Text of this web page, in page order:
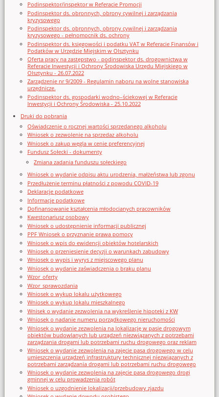
Podinspektor/inspektor w Referacie Promocji
Podinspektor ds. obronnych, obrony cywilnej i zarządzania
kryzysowego
Podinspektor ds. obronnych, obrony cywilnej i zarządzania
kryzysowego - pełnomocnik ds. ochrony
Podinspektor ds. księgowości i podatku VAT w Referacie Finansów i
Podatków w Urzędzie Miejskim w Olsztynku
Oferta pracy na zastępstwo - podinspektor ds. drogownictwa w
Referacie Inwestycji i Ochrony Środowiska Urzędu Miejskiego w
Olsztynku - 26.07.2022
Zarządzenie nr 9/2009 - Regulamin naboru na wolne stanowiska
urzędnicze.
Podinspektor ds. gospodarki wodno–ściekowej w Referacie
Inwestycji i Ochrony Środowiska - 25.10.2022
Druki do pobrania
Oświadczenie o rocznej wartości sprzedanego alkoholu
Wniosek o zezwolenie na sprzedaz alkoholu
Wniosek o zakup węgla w cenie preferencyjnej
Fundusz Sołecki - dokumenty
Zmiana zadania funduszu sołeckiego
Wniosek o wydanie odpisu aktu urodzenia, małżeństwa lub zgonu
Przedłużenie terminu płatności z powodu COVID-19
Deklaracje podatkowe
Informacje podatkowe
Dofinansowanie kształcenia młodocianych pracowników
Kwestonariusz osobowy
Wniosek o udostępnienie informacji publicznej
PPF Wniosek o przyznanie prawa pomocy
Wniosek o wpis do ewidencji obiektów hotelarskich
Wniosek o przeniesienie decyzji o warunkach zabudowy
Wniosek o wypis i wyrys z miejscowego planu
Wniosek o wydanie zaświadczenia o braku planu
Wzor_oferty
Wzor_sprawozdania
Wniosek o wykup lokalu użytkowego
Wniosek o wykup lokalu mieszkalnego
Wnisek o wydanie zezwolenia na wykreślenie hipoteki z KW
Wniosek o nadanie numeru porządkowego nieruchomości
Wniosek o wydanie zezwolenia na lokalizację w pasie drogowym
obiektów budowlanych lub urządzeń niezwiązanych z potrzebami
zarządzania drogami lub potrzebami ruchu drogowego oraz reklam
Wniosek o wydanie zezwolenia na zajęcie pasa drogowego w celu
umieszczenia urządzeń infrastruktury technicznej niezwiązanych z
potrzebami zarządzania drogami lub potrzebami ruchu drogowego
Wniosek o wydanie zezwolenia na zajęcie pasa drogowego drogi
gminnej w celu prowadzenia robót
Wniosek o uzgodnienie lokalizacji/przebudowy zjazdu